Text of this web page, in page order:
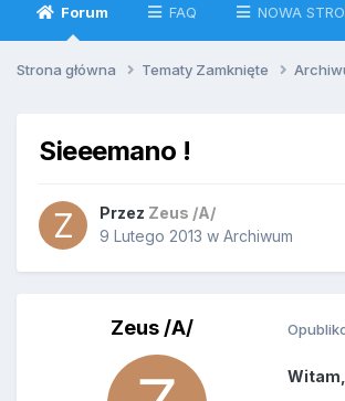
Forum FAQ NOWA
Strona główna Tematy Zamknięte
Sieeemano !
Przez Zeus /A/
9 Lutego 2013 w Archiwum
Zeus /A/